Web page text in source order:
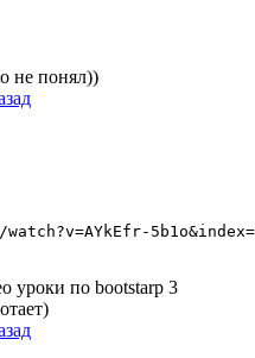
не понял))
уроки по bootstarp 3